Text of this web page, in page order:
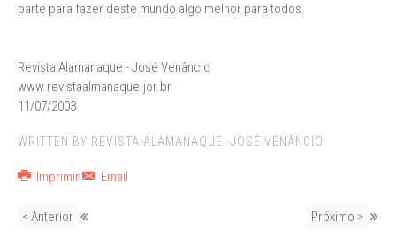
parte para fazer deste mundo algo melhor para todos.
Revista Alamanaque - José Venâncio
www.revistaalmanaque.jor.br
11/07/2003
WRITTEN BY REVISTA ALAMANAQUE -JOSÉ VENÂNCIO.
Imprimir Email
< Anterior Próximo >